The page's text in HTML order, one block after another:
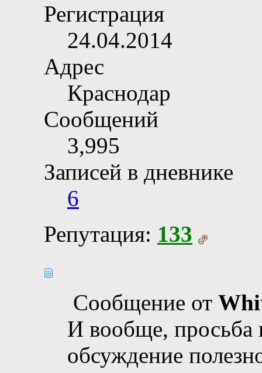
Регистрация
24.04.2014
Адрес
Краснодар
Сообщений
3,995
Записей в дневнике
6
Репутация: 133
Сообщение от
И вообще, просьба
обсуждение